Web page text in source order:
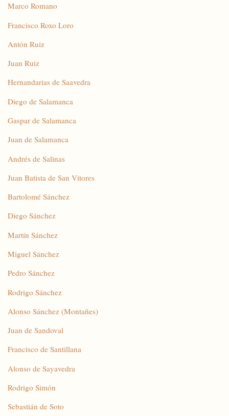
Marco Romano
Francisco Roxo Loro
Antón Ruiz
Juan Ruiz
Hernandarias de Saavedra
Diego de Salamanca
Gaspar de Salamanca
Juan de Salamanca
Andrés de Salinas
Juan Batista de San Vitores
Bartolomé Sánchez
Diego Sánchez
Martín Sánchez
Miguel Sánchez
Pedro Sánchez
Rodrigo Sánchez
Alonso Sánchez (Montañes)
Juan de Sandoval
Francisco de Santillana
Alonso de Sayavedra
Rodrigo Simón
Sebastián de Soto